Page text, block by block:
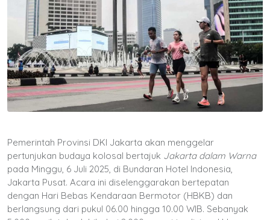
Pemerintah Provinsi DKI Jakarta akan menggelar
pertunjukan budaya kolosal bertajuk Jakarta dalam Warna
pada Minggu, 6 Juli 2025, di Bundaran Hotel Indonesia,
Jakarta Pusat. Acara ini diselenggarakan bertepatan
dengan Hari Bebas Kendaraan Bermotor (HBKB) dan
berlangsung dari pukul 06.00 hingga 10.00 WIB. Sebanyak